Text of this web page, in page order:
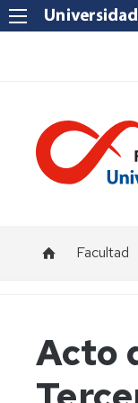
Facultad
de
Acto